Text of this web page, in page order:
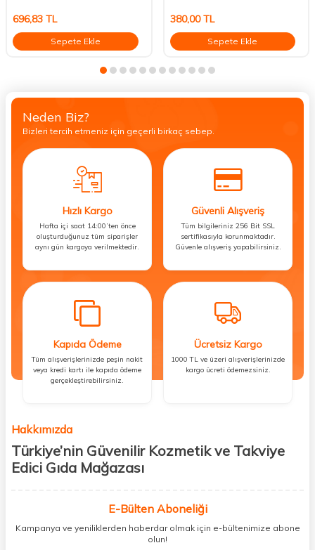
696,83 TL
Sepete Ekle
380,00TL
Sepete Ekle
Neden Biz?
Bizleri tercih etmeniz için geçerli birkaç sebep.
Hızlı Kargo
Hafta içi saat 14:00’ten önce
oluşturduğunuz tüm siparişler
aynı gün kargoya verilmektedir.
Güvenli Alışveriş
Tüm bilgileriniz 256 Bit SSL
sertifikasıyla korunmaktadır.
Güvenle alışveriş yapabilirsiniz.
Kapıda Ödeme
Tüm alışverişlerinizde peşin nakit
veya kredi kartı ile kapıda ödeme
gerçekleştirebilirsiniz.
Ücretsiz Kargo
1000 TL ve üzeri alışverişlerinizde
kargo ücreti ödemezsiniz.
Hakkımızda
Türkiye’nin Güvenilir Kozmetik ve Takviye
Edici Gıda Mağazası
kişisel bakım hem de takviye edici gıda ürünlerini sizlerle
buluşturuyoruz. Artık mağaza mağaza dolaşmanıza gerek yok;
ihtiyacınız olan her şeyi tek bir çatı altında topluyor ve kapınıza kadar
E-Bülten Aboneliği
Kampanya ve yeniliklerden haberdar olmak için e-bültenimize abone
olun!